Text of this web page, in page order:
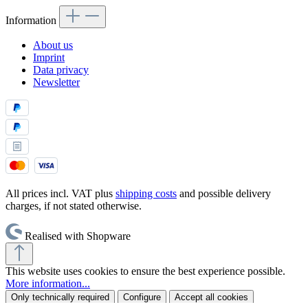
Information
About us
Imprint
Data privacy
Newsletter
All prices incl. VAT plus shipping costs and possible delivery
charges, if not stated otherwise.
Realised with Shopware
This website uses cookies to ensure the best experience possible.
More information...
Only technically required Configure Accept all cookies